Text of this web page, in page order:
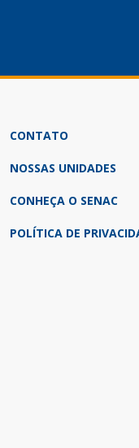
CONTATO
NOSSAS UNIDADES
CONHEÇA O SENAC
POLÍTICA DE